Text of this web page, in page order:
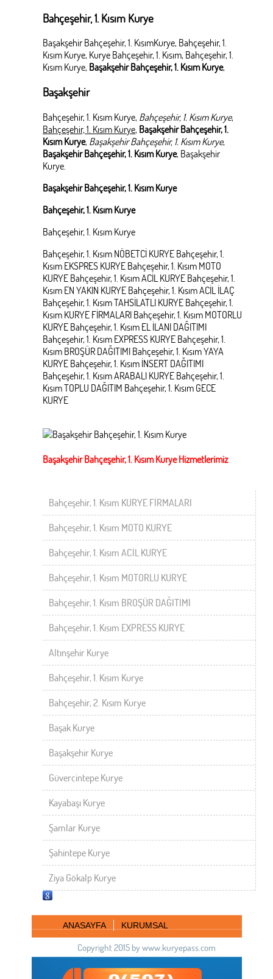
Bahçeşehir, 1. Kısım Kurye
Başakşehir Bahçeşehir, 1. KısımKurye, Bahçeşehir, 1.
Kısım Kurye, Kurye Bahçeşehir, 1. Kısım, Bahçeşehir, 1.
Kısım Kurye, Başakşehir Bahçeşehir, 1. Kısım Kurye,
Başakşehir
Bahçeşehir, 1. Kısım Kurye, Bahçeşehir, 1. Kısım Kurye,
Bahçeşehir, 1. Kısım Kurye, Başakşehir Bahçeşehir, 1.
Kısım Kurye, Başakşehir Bahçeşehir, 1. Kısım Kurye,
Başakşehir Bahçeşehir, 1. Kısım Kurye, Başakşehir
Kurye.
Başakşehir Bahçeşehir, 1. Kısım Kurye
Bahçeşehir, 1. Kısım Kurye
Bahçeşehir, 1. Kısım Kurye
Bahçeşehir, 1. Kısım NÖBETCİ KURYE Bahçeşehir, 1.
Kısım EKSPRES KURYE Bahçeşehir, 1. Kısım MOTO
KURYE Bahçeşehir, 1. Kısım ACİL KURYE Bahçeşehir, 1.
Kısım EN YAKIN KURYE Bahçeşehir, 1. Kısım ACİL İLAÇ
Bahçeşehir, 1. Kısım TAHSİLATLI KURYE Bahçeşehir, 1.
Kısım KURYE FİRMALARI Bahçeşehir, 1. Kısım MOTORLU
KURYE Bahçeşehir, 1. Kısım EL İLANI DAĞITIMI
Bahçeşehir, 1. Kısım EXPRESS KURYE Bahçeşehir, 1.
Kısım BROŞÜR DAĞITIMI Bahçeşehir, 1. Kısım YAYA
KURYE Bahçeşehir, 1. Kısım İNSERT DAĞITIMI
Bahçeşehir, 1. Kısım ARABALI KURYE Bahçeşehir, 1.
Kısım TOPLU DAĞITIM Bahçeşehir, 1. Kısım GECE
KURYE
Başakşehir Bahçeşehir, 1. Kısım Kurye Hizmetlerimiz
Bahçeşehir, 1. Kısım KURYE FİRMALARI
Bahçeşehir, 1. Kısım MOTO KURYE
Bahçeşehir, 1. Kısım ACİL KURYE
Bahçeşehir, 1. Kısım MOTORLU KURYE
Bahçeşehir, 1. Kısım BROŞÜR DAĞITIMI
Bahçeşehir, 1. Kısım EXPRESS KURYE
Altınşehir Kurye
Bahçeşehir, 1. Kısım Kurye
Bahçeşehir, 2. Kısım Kurye
Başak Kurye
Başakşehir Kurye
Güvercintepe Kurye
Kayabaşı Kurye
Şamlar Kurye
Şahintepe Kurye
Ziya Gökalp Kurye
ANASAYFA KURUMSAL
Copyright 2015 by www.kuryepass.com